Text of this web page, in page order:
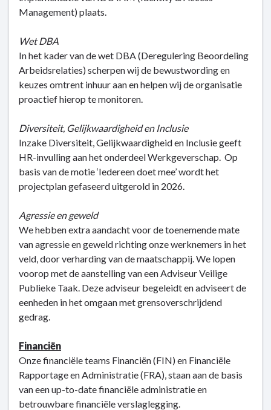
Management) plaats.
Wet DBA
In het kader van de wet DBA (Deregulering Beoordeling
Arbeidsrelaties) scherpen wij de bewustwording en
keuzes omtrent inhuur aan en helpen wij de organisatie
proactief hierop te monitoren.
Diversiteit, Gelijkwaardigheid en Inclusie
Inzake Diversiteit, Gelijkwaardigheid en Inclusie geeft
HR-invulling aan het onderdeel Werkgeverschap. Op
basis van de motie ‘Iedereen doet mee’ wordt het
projectplan gefaseerd uitgerold in 2026.
Agressie en geweld
We hebben extra aandacht voor de toenemende mate
van agressie en geweld richting onze werknemers in het
veld, door verharding van de maatschappij. We lopen
voorop met de aanstelling van een Adviseur Veilige
Publieke Taak. Deze adviseur begeleidt en adviseert de
eenheden in het omgaan met grensoverschrijdend
gedrag.
Financiën
Onze financiële teams Financiën (FIN) en Financiële
Rapportage en Administratie (FRA), staan aan de basis
van een up-to-date financiële administratie en
betrouwbare financiële verslaglegging.